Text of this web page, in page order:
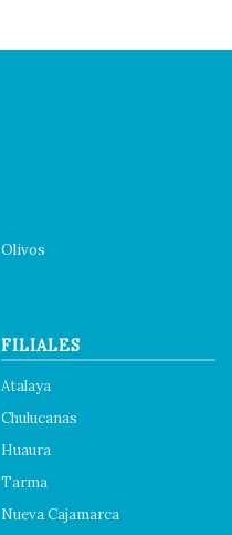
FILIALES
Atalaya
Chulucanas
Huaura
Tarma
Nueva Cajamarca